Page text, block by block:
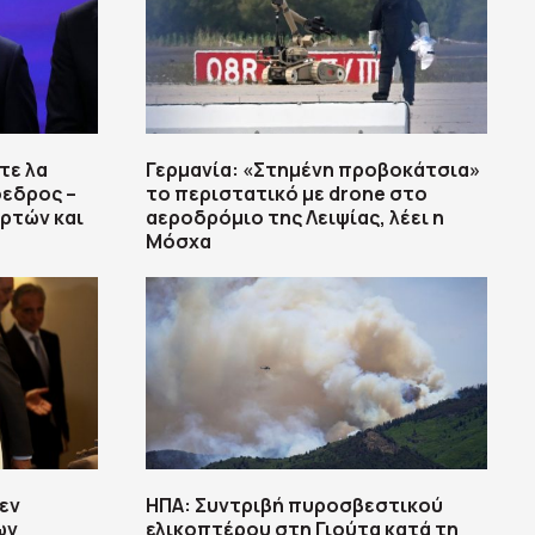
λα
–
και
Γερμανία: «Στημένη προβοκάτσια»
το περιστατικό με drone στο
αεροδρόμιο της Λειψίας, λέει η
Μόσχα
ΗΠΑ: Συντριβή πυροσβεστικού
ελικοπτέρου στη Γιούτα κατά τη